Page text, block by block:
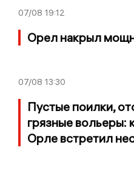
07/08 19:12
Орел накрыл
07/08 13:30
Пустые поилки,
грязные вольеры:
Орле встретил